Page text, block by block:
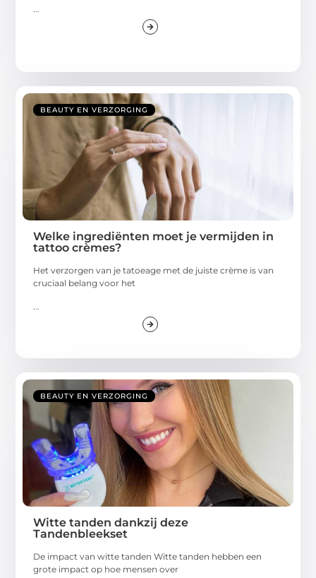
...
BEAUTY EN VERZORGING
Welke ingrediënten moet je vermijden in
tattoo crèmes?
Het verzorgen van je tatoeage met de juiste crème is van
cruciaal belang voor het
BEAUTY EN VERZORGING
Witte tanden dankzij deze
Tandenbleekset
De impact van witte tanden Witte tanden hebben een
grote impact op hoe mensen over